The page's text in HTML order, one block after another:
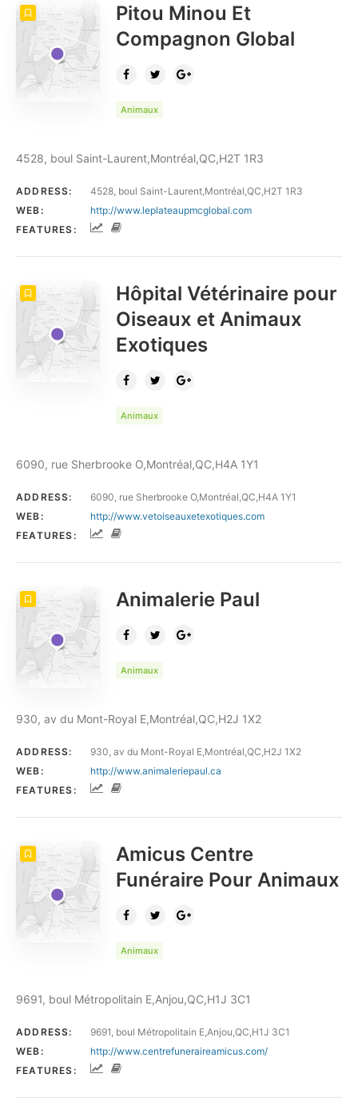
Pitou Minou Et
Compagnon Global
Animaux
4528, boul Saint-Laurent,Montréal,QC,H2T 1R3
ADDRESS:
4528, boul Saint-Laurent,Montréal,QC,H2T 1R3
WEB:
http://www.leplateaupmcglobal.com
FEATURES:
Hôpital Vétérinaire pour
Oiseaux et Animaux
Exotiques
Animaux
6090, rue Sherbrooke O,Montréal,QC,H4A 1Y1
ADDRESS:
6090, rue Sherbrooke O,Montréal,QC,H4A 1Y1
WEB:
http://www.vetoiseauxetexotiques.com
FEATURES:
Animalerie Paul
Animaux
930, av du Mont-Royal E,Montréal,QC,H2J 1X2
ADDRESS:
930, av du Mont-Royal E,Montréal,QC,H2J 1X2
WEB:
http://www.animaleriepaul.ca
FEATURES:
Amicus Centre
Funéraire Pour Animaux
Animaux
9691, boul Métropolitain E,Anjou,QC,H1J 3C1
ADDRESS:
9691, boul Métropolitain E,Anjou,QC,H1J 3C1
WEB:
http://www.centrefuneraireamicus.com/
FEATURES: